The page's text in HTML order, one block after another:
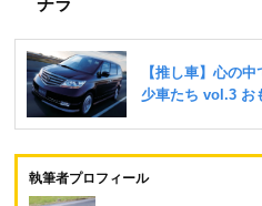
執筆者プロフィール